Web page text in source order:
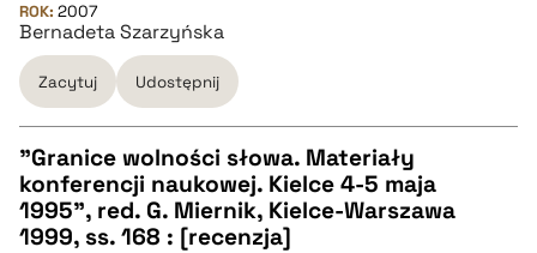
BIBTEX
pobierz cytat
ROK: 2007
Bernadeta Szarzyńska
Zacytuj Udostępnij
CZYSTY TEKST
"Granice wolności słowa. Materiały
konferencji naukowej. Kielce 4-5 maja
1995", red. G. Miernik, Kielce-Warszawa
1999, ss. 168 : [recenzja]